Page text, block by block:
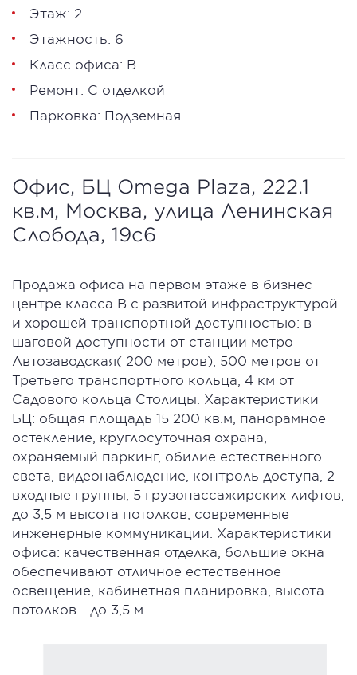
Этаж: 2
Этажность: 6
Класс офиса: В
Ремонт: С отделкой
Парковка: Подземная
Офис, БЦ Omega Plaza, 222.1
кв.м, Москва, улица Ленинская
Слобода, 19с6
Продажа офиса на первом этаже в бизнес-
центре класса В с развитой инфраструктурой
и хорошей транспортной доступностью: в
шаговой доступности от станции метро
Автозаводская( 200 метров), 500 метров от
Третьего транспортного кольца, 4 км от
Садового кольца Столицы. Характеристики
БЦ: общая площадь 15 200 кв.м, панорамное
остекление, круглосуточная охрана,
охраняемый паркинг, обилие естественного
света, видеонаблюдение, контроль доступа, 2
входные группы, 5 грузопассажирских лифтов,
до 3,5 м высота потолков, современные
инженерные коммуникации. Характеристики
офиса: качественная отделка, большие окна
обеспечивают отличное естественное
освещение, кабинетная планировка, высота
потолков - до 3,5 м.